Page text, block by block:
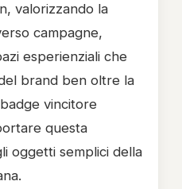
valorizzando la
campagne,
esperienziali che
brand ben oltre la
vincitore
questa
oggetti semplici della